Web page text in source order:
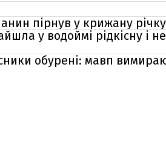
пірнув у крижану
у водоймі рідкісну і
обурені: мавп